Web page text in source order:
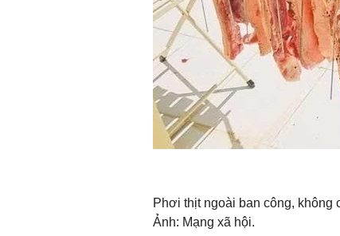
Phơi thịt ngoài ban công, không
Ảnh: Mạng xã hội.